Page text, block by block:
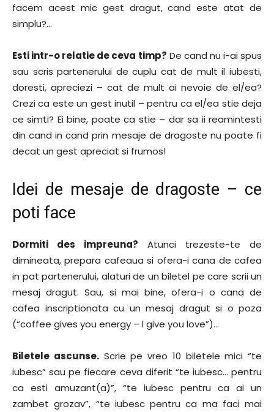
facem acest mic gest dragut, cand este atat de
simplu?…
Esti intr-o relatie de ceva timp? De cand nu i-ai spus
sau scris partenerului de cuplu cat de mult il iubesti,
doresti, apreciezi – cat de mult ai nevoie de el/ea?
Crezi ca este un gest inutil – pentru ca el/ea stie deja
ce simti? Ei bine, poate ca stie – dar sa ii reamintesti
din cand in cand prin mesaje de dragoste nu poate fi
decat un gest apreciat si frumos!
Idei de mesaje de dragoste – ce
poti face
Dormiti des impreuna? Atunci trezeste-te de
dimineata, prepara cafeaua si ofera-i cana de cafea
in pat partenerului, alaturi de un biletel pe care scrii un
mesaj dragut. Sau, si mai bine, ofera-i o cana de
cafea inscriptionata cu un mesaj dragut si o poza
(“coffee gives you energy – I give you love”)…
Biletele ascunse.Scrie pe vreo 10 biletele mici “te
iubesc” sau pe fiecare ceva diferit “te iubesc… pentru
ca esti amuzant(a)”, “te iubesc pentru ca ai un
zambet grozav”, “te iubesc pentru ca ma faci mai